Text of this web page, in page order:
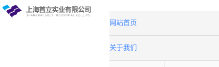
网站首页
关于我们